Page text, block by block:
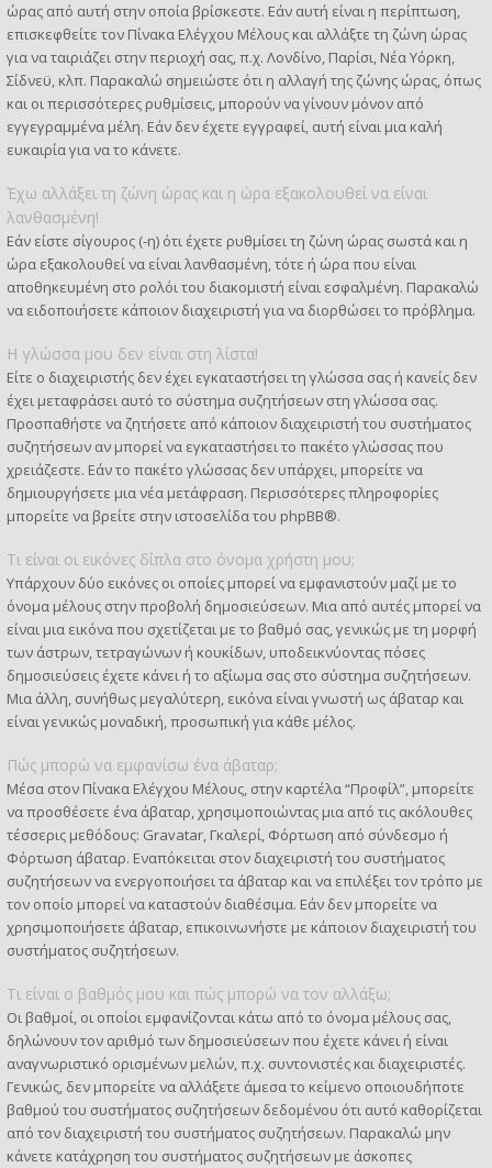
ώρας από αυτή στην οποία βρίσκεστε. Εάν αυτή είναι η περίπτωση,
επισκεφθείτε τον Πίνακα Ελέγχου Μέλους και αλλάξτε τη ζώνη ώρας
για να ταιριάζει στην περιοχή σας, π.χ. Λονδίνο, Παρίσι, Νέα Υόρκη,
Σίδνεϋ, κλπ. Παρακαλώ σημειώστε ότι η αλλαγή της ζώνης ώρας, όπως
και οι περισσότερες ρυθμίσεις, μπορούν να γίνουν μόνον από
εγγεγραμμένα μέλη. Εάν δεν έχετε εγγραφεί, αυτή είναι μια καλή
ευκαιρία για να το κάνετε.
Έχω αλλάξει τη ζώνη ώρας και η ώρα εξακολουθεί να είναι
λανθασμένη!
Εάν είστε σίγουρος (-η) ότι έχετε ρυθμίσει τη ζώνη ώρας σωστά και η
ώρα εξακολουθεί να είναι λανθασμένη, τότε ή ώρα που είναι
αποθηκευμένη στο ρολόι του διακομιστή είναι εσφαλμένη. Παρακαλώ
να ειδοποιήσετε κάποιον διαχειριστή για να διορθώσει το πρόβλημα.
Η γλώσσα μου δεν είναι στη λίστα!
Είτε ο διαχειριστής δεν έχει εγκαταστήσει τη γλώσσα σας ή κανείς δεν
έχει μεταφράσει αυτό το σύστημα συζητήσεων στη γλώσσα σας.
Προσπαθήστε να ζητήσετε από κάποιον διαχειριστή του συστήματος
συζητήσεων αν μπορεί να εγκαταστήσει το πακέτο γλώσσας που
χρειάζεστε. Εάν το πακέτο γλώσσας δεν υπάρχει, μπορείτε να
δημιουργήσετε μια νέα μετάφραση. Περισσότερες πληροφορίες
μπορείτε να βρείτε στην ιστοσελίδα του phpBB®.
Τι είναι οι εικόνες δίπλα στο όνομα χρήστη μου;
Υπάρχουν δύο εικόνες οι οποίες μπορεί να εμφανιστούν μαζί με το
όνομα μέλους στην προβολή δημοσιεύσεων. Μια από αυτές μπορεί να
είναι μια εικόνα που σχετίζεται με το βαθμό σας, γενικώς με τη μορφή
των άστρων, τετραγώνων ή κουκίδων, υποδεικνύοντας πόσες
δημοσιεύσεις έχετε κάνει ή το αξίωμα σας στο σύστημα συζητήσεων.
Μια άλλη, συνήθως μεγαλύτερη, εικόνα είναι γνωστή ως άβαταρ και
είναι γενικώς μοναδική, προσωπική για κάθε μέλος.
Πώς μπορώ να εμφανίσω ένα άβαταρ;
Μέσα στον Πίνακα Ελέγχου Μέλους, στην καρτέλα “Προφίλ”, μπορείτε
να προσθέσετε ένα άβαταρ, χρησιμοποιώντας μια από τις ακόλουθες
τέσσερις μεθόδους: Gravatar, Γκαλερί, Φόρτωση από σύνδεσμο ή
Φόρτωση άβαταρ. Εναπόκειται στον διαχειριστή του συστήματος
συζητήσεων να ενεργοποιήσει τα άβαταρ και να επιλέξει τον τρόπο με
τον οποίο μπορεί να καταστούν διαθέσιμα. Εάν δεν μπορείτε να
χρησιμοποιήσετε άβαταρ, επικοινωνήστε με κάποιον διαχειριστή του
συστήματος συζητήσεων.
Τι είναι ο βαθμός μου και πώς μπορώ να τον αλλάξω;
Οι βαθμοί, οι οποίοι εμφανίζονται κάτω από το όνομα μέλους σας,
δηλώνουν τον αριθμό των δημοσιεύσεων που έχετε κάνει ή είναι
αναγνωριστικό ορισμένων μελών, π.χ. συντονιστές και διαχειριστές.
Γενικώς, δεν μπορείτε να αλλάξετε άμεσα το κείμενο οποιουδήποτε
βαθμού του συστήματος συζητήσεων δεδομένου ότι αυτό καθορίζεται
από τον διαχειριστή του συστήματος συζητήσεων. Παρακαλώ μην
κάνετε κατάχρηση του συστήματος συζητήσεων με άσκοπες